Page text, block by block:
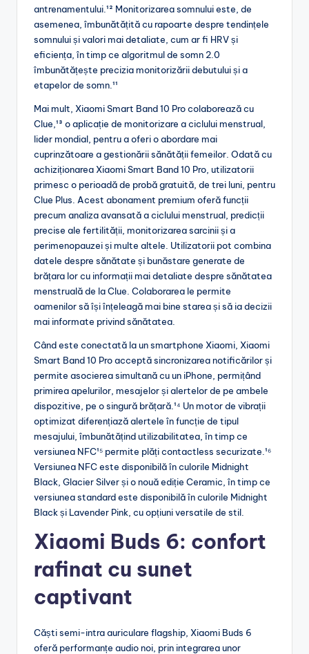
antrenamentului.¹² Monitorizarea somnului este, de
asemenea, îmbunătățită cu rapoarte despre tendințele
somnului și valori mai detaliate, cum ar fi HRV și
eficiența, în timp ce algoritmul de somn 2.0
îmbunătățește precizia monitorizării debutului și a
etapelor de somn.¹¹
Mai mult, Xiaomi Smart Band 10 Pro colaborează cu
Clue,¹³ o aplicație de monitorizare a ciclului menstrual,
lider mondial, pentru a oferi o abordare mai
cuprinzătoare a gestionării sănătății femeilor. Odată cu
achiziționarea Xiaomi Smart Band 10 Pro, utilizatorii
primesc o perioadă de probă gratuită, de trei luni, pentru
Clue Plus. Acest abonament premium oferă funcții
precum analiza avansată a ciclului menstrual, predicții
precise ale fertilității, monitorizarea sarcinii și a
perimenopauzei și multe altele. Utilizatorii pot combina
datele despre sănătate și bunăstare generate de
brățara lor cu informații mai detaliate despre sănătatea
menstruală de la Clue. Colaborarea le permite
oamenilor să își înțeleagă mai bine starea și să ia decizii
mai informate privind sănătatea.
Când este conectată la un smartphone Xiaomi, Xiaomi
Smart Band 10 Pro acceptă sincronizarea notificărilor și
permite asocierea simultană cu un iPhone, permițând
primirea apelurilor, mesajelor și alertelor de pe ambele
dispozitive, pe o singură brățară.¹⁴ Un motor de vibrații
optimizat diferențiază alertele în funcție de tipul
mesajului, îmbunătățind utilizabilitatea, în timp ce
versiunea NFC¹⁵ permite plăți contactless securizate.¹⁶
Versiunea NFC este disponibilă în culorile Midnight
Black, Glacier Silver și o nouă ediție Ceramic, în timp ce
versiunea standard este disponibilă în culorile Midnight
Black și Lavender Pink, cu opțiuni versatile de stil.
Xiaomi Buds 6: confort
rafinat cu sunet
captivant
Căști semi-intra auriculare flagship, Xiaomi Buds 6
oferă performanțe audio noi, prin integrarea unor